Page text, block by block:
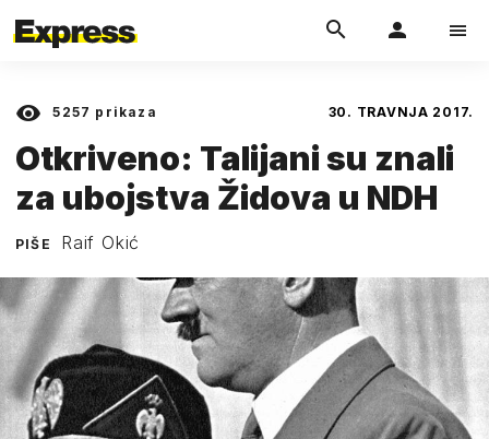
5257 prikaza 30. TRAVNJA 2017.
Otkriveno: Talijani su znali
za ubojstva Židova u NDH
PIŠE Raif Okić